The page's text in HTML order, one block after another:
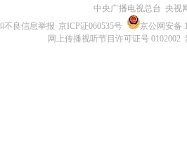
中央广播电视总台 央视
不良信息举报 京ICP证060535号
京公网安备
网上传播视听节目许可证号 0102002